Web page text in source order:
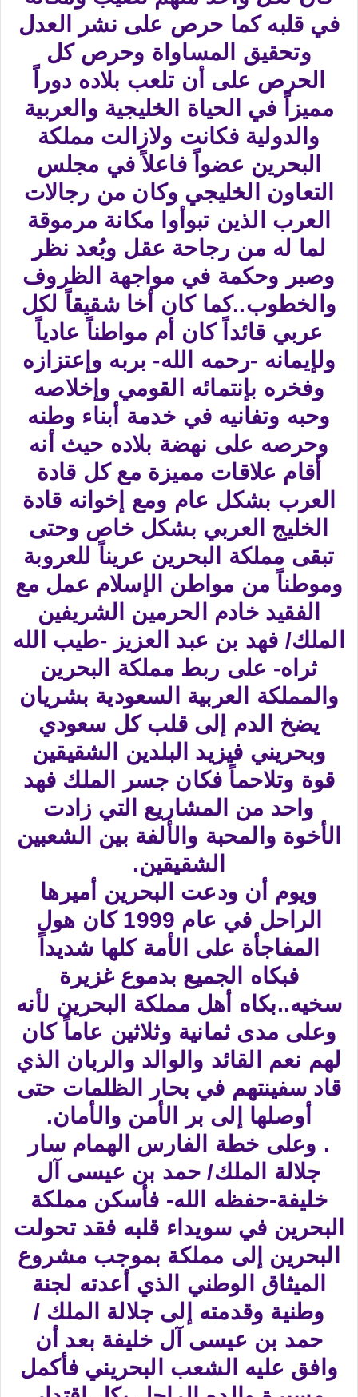
في قلبه كما حرص على نشر العدل
وتحقيق المساواة وحرص كل
الحرص على أن تلعب بلاده دوراً
مميزاً في الحياة الخليجية والعربية
والدولية فكانت ولازالت مملكة
البحرين عضواً فاعلاً في مجلس
التعاون الخليجي وكان من رجالات
العرب الذين تبوأوا مكانة مرموقة
لما له من رجاحة عقل وبُعد نظر
وصبر وحكمة في مواجهة الظروف
والخطوب..كما كان أخا شقيقاً لكل
عربي قائداً كان أم مواطناً عادياً
ولإيمانه -رحمه الله- بربه وإعتزازه
وفخره بإنتمائه القومي وإخلاصه
وحبه وتفانيه في خدمة أبناء وطنه
وحرصه على نهضة بلاده حيث أنه
أقام علاقات مميزة مع كل قادة
العرب بشكل عام ومع إخوانه قادة
الخليج العربي بشكل خاص وحتى
تبقى مملكة البحرين عريناً للعروبة
وموطناً من مواطن الإسلام عمل مع
الفقيد خادم الحرمين الشريفين
الملك/ فهد بن عبد العزيز -طيب الله
ثراه- على ربط مملكة البحرين
والمملكة العربية السعودية بشريان
يضخ الدم إلى قلب كل سعودي
وبحريني فيزيد البلدين الشقيقين
قوة وتلاحماً فكان جسر الملك فهد
واحد من المشاريع التي زادت
الأخوة والمحبة والألفة بين الشعبين
الشقيقين.
ويوم أن ودعت البحرين أميرها
الراحل في عام 1999 كان هول
المفاجأة على الأمة كلها شديداً
فبكاه الجميع بدموع غزيرة
سخيه..بكاه أهل مملكة البحرين لأنه
وعلى مدى ثمانية وثلاثين عاماً كان
لهم نعم القائد والوالد والربان الذي
قاد سفينتهم في بحار الظلمات حتى
أوصلها إلى بر الأمن والأمان.
. وعلى خطة الفارس الهمام سار
جلالة الملك/ حمد بن عيسى آل
خليفة-حفظه الله- فأسكن مملكة
البحرين في سويداء قلبه فقد تحولت
البحرين إلى مملكة بموجب مشروع
الميثاق الوطني الذي أعدته لجنة
وطنية وقدمته إلى جلالة الملك /
حمد بن عيسى آل خليفة بعد أن
وافق عليه الشعب البحريني فأكمل